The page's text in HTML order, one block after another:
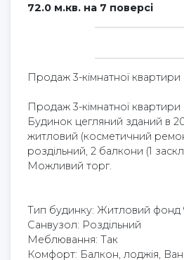
72.0 м.кв. на 7 поверсі
Продаж 3-кімнатної квартири
Продаж 3-кімнатної
Будинок цегляний зданий в
житловий (косметичний
роздільний, 2 балкони (1
Можливий торг.
Тип будинку: Житловий фонд
Cанвузол: Роздільний
Меблювання: Так
Комфорт: Балкон, лоджія,